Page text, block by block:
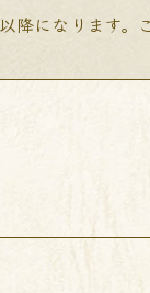
になります。